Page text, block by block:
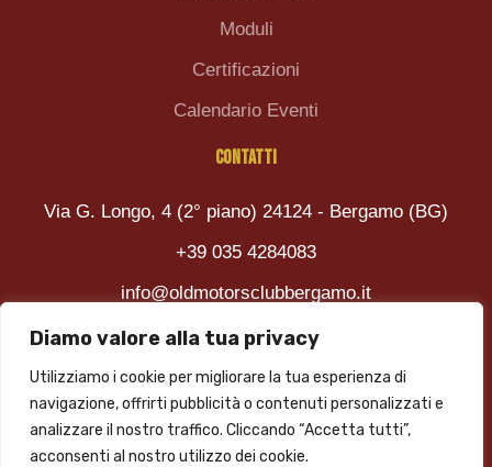
Diamo valore alla tua privacy
Utilizziamo i cookie per migliorare la tua esperienza di
navigazione, offrirti pubblicità o contenuti personalizzati e
analizzare il nostro traffico. Cliccando “Accetta tutti”,
acconsenti al nostro utilizzo dei cookie.
Moduli
Certificazioni
Calendario Eventi
CONTATTI
Via G. Longo, 4 (2° piano) 24124 - Bergamo (BG)
+39 035 4284083
info@oldmotorsclubbergamo.it
FEDERATO ASI N. 25